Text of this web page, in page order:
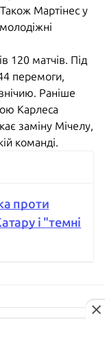
Мартінес у
120 матчів. Під
перемоги,
Раніше
Карлеса
заміну Мічелу,
команді.
проти
і "темні